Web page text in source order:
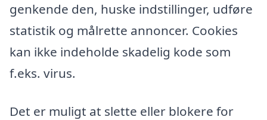
genkende den, huske indstillinger, udføre
statistik og målrette annoncer. Cookies
kan ikke indeholde skadelig kode som
f.eks. virus.
Det er muligt at slette eller blokere for